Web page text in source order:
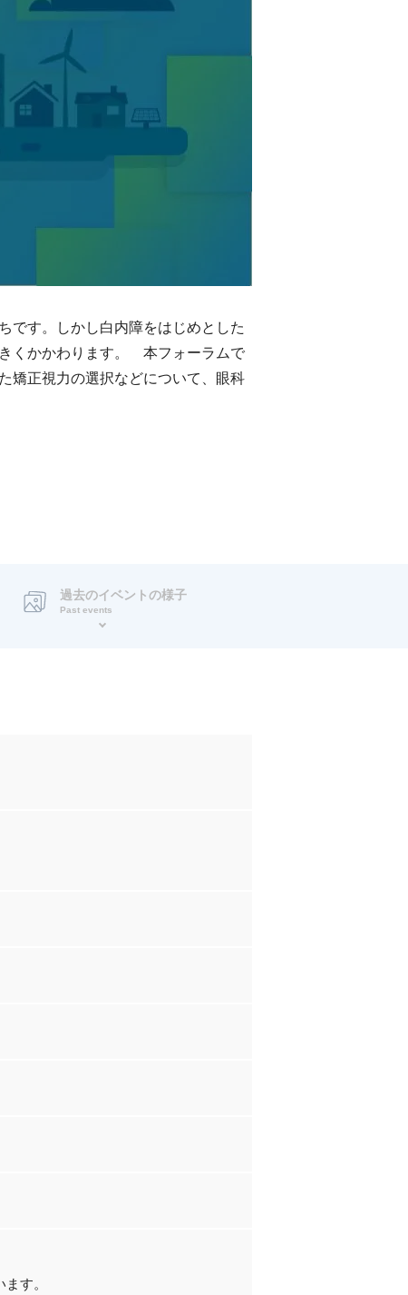
です。しかし白内障をはじめとした
くかかわります。 本フォーラムで
矯正視力の選択などについて、眼科
過去のイベントの様子
Past events
す。